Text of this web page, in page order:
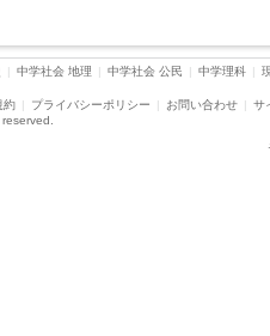
| 中学社会 地理 | 中学社会 公民 | 中学理科 |
約 | プライバシーポリシー | お問い合わせ | サ